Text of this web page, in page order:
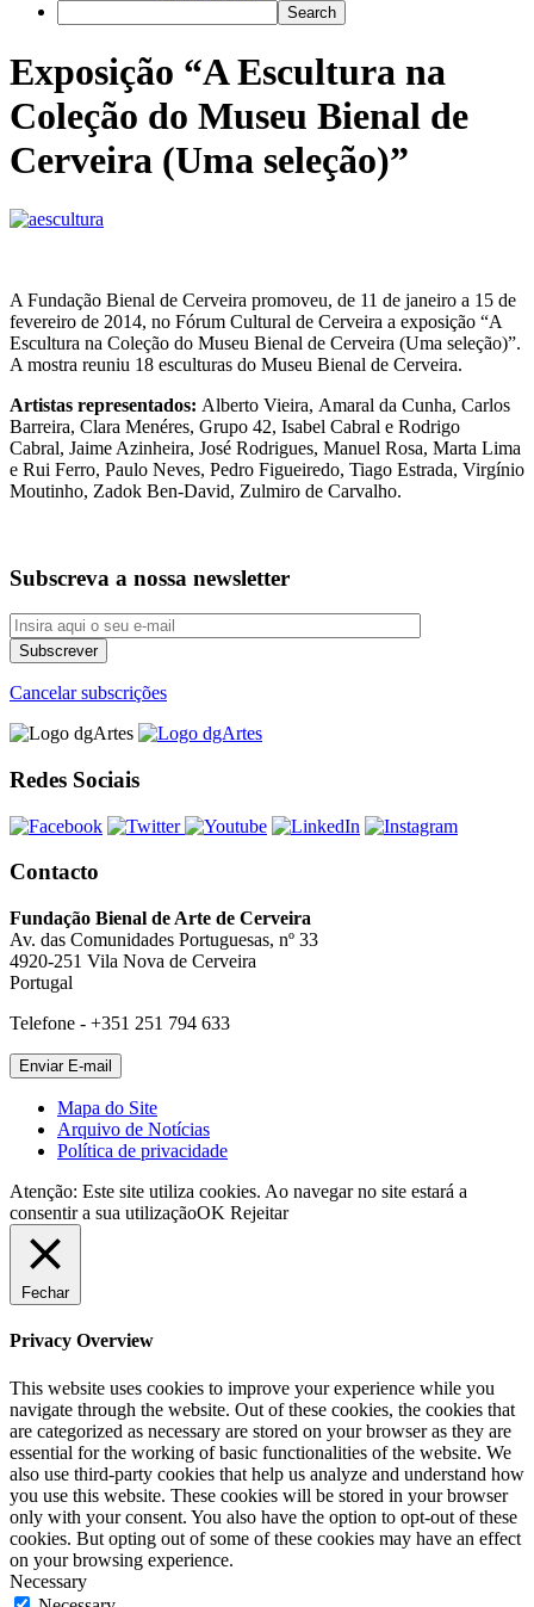
Exposição “A Escultura na
Coleção do Museu Bienal de
Cerveira (Uma seleção)”
A Fundação Bienal de Cerveira promoveu, de 11 de janeiro a 15 de
fevereiro de 2014, no Fórum Cultural de Cerveira a exposição “A
Escultura na Coleção do Museu Bienal de Cerveira (Uma seleção)”.
A mostra reuniu 18 esculturas do Museu Bienal de Cerveira.
Artistas representados: Alberto Vieira, Amaral da Cunha, Carlos
Barreira, Clara Menéres, Grupo 42, Isabel Cabral e Rodrigo
Cabral, Jaime Azinheira, José Rodrigues, Manuel Rosa, Marta Lima
e Rui Ferro, Paulo Neves, Pedro Figueiredo, Tiago Estrada, Virgínio
Moutinho, Zadok Ben-David, Zulmiro de Carvalho.
Subscreva a nossa newsletter
Cancelar subscrições
Redes Sociais
Contacto
Fundação Bienal de Arte de Cerveira
Av. das Comunidades Portuguesas, nº 33
4920-251 Vila Nova de Cerveira
Portugal
Telefone - +351 251 794 633
Mapa do Site
Arquivo de Notícias
Política de privacidade
Atenção: Este site utiliza cookies. Ao navegar no site estará a
consentir a sua utilizaçãoOK Rejeitar
Fechar
Privacy Overview
This website uses cookies to improve your experience while you
navigate through the website. Out of these cookies, the cookies that
are categorized as necessary are stored on your browser as they are
essential for the working of basic functionalities of the website. We
also use third-party cookies that help us analyze and understand how
you use this website. These cookies will be stored in your browser
only with your consent. You also have the option to opt-out of these
cookies. But opting out of some of these cookies may have an effect
on your browsing experience.
Necessary